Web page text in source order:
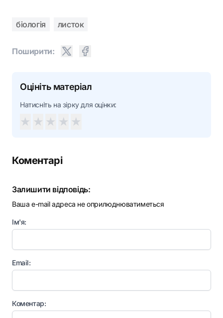
біологія листок
Поширити:
Оцініть матеріал
Натисніть на зірку для оцінки:
★ ★ ★ ★ ★
Коментарі
Залишити відповідь:
Ваша e-mail адреса не оприлюднюватиметься
Ім'я:
Email:
Коментар: